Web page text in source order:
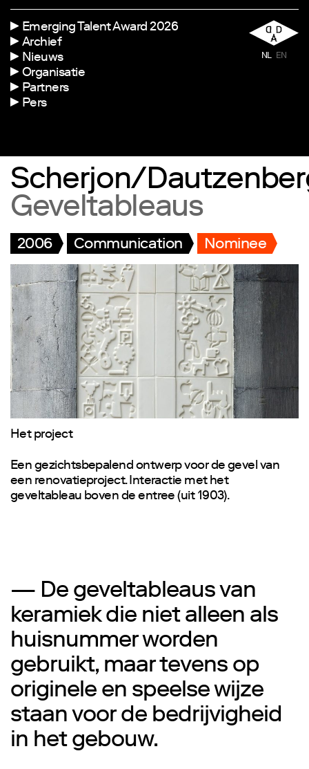
Emerging Talent Award 2026
Archief
Nieuws
Organisatie
Partners
Pers
NL EN
Scherjon/
Geveltableaus
2006 Communication Nominee
Het project
Een gezichtsbepalend ontwerp voor de gevel van
een renovatieproject. Interactie met het
geveltableau boven de entree (uit 1903).
— De geveltableaus van
keramiek die niet alleen als
huisnummer worden
gebruikt, maar tevens op
originele en speelse wijze
staan voor de bedrijvigheid
in het gebouw.